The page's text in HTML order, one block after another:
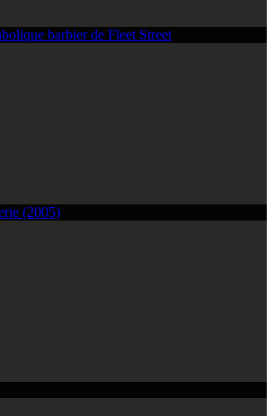
barbier de Fleet Street
(2005)